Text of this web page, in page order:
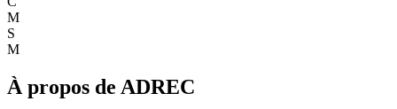
M
S
M
À propos de ADREC